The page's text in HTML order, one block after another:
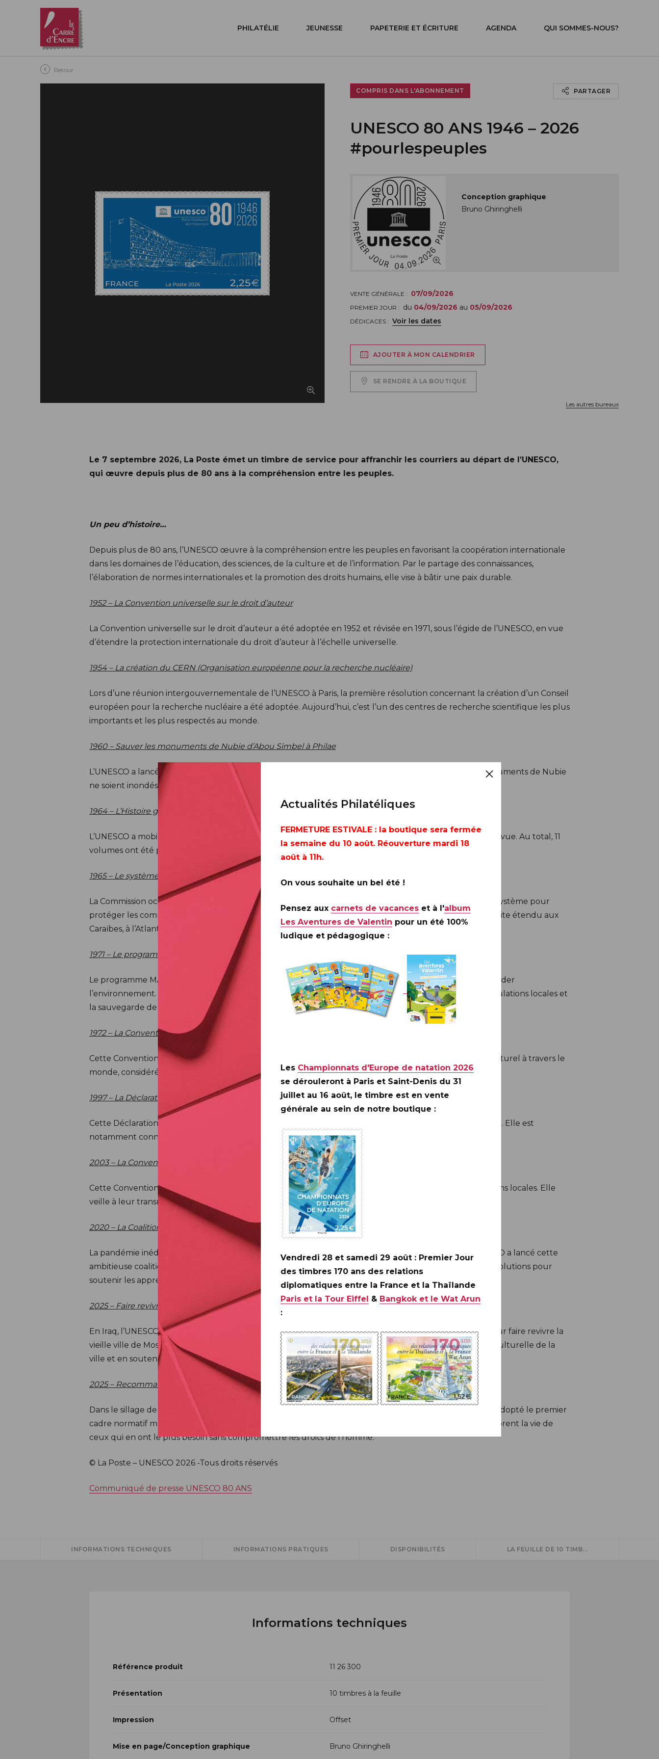
Aller au contenu principal
PHILATÉLIE JEUNESSE PAPETERIE ET ÉCRITURE AGENDA QUI SOMMES-NOUS?
Retour
COMPRIS DANS L'ABONNEMENT PARTAGER
UNESCO 80 ANS 1946 – 2026
#pourlespeuples
Conception graphique
Bruno Ghiringhelli
VENTE GÉNÉRALE : 07/09/2026
PREMIER JOUR : du 04/09/2026 au 05/09/2026
DÉDICACES : Voir les dates
AJOUTER À MON CALENDRIER
SE RENDRE À LA BOUTIQUE
Les autres bureaux
Le 7 septembre 2026, La Poste émet un timbre de service pour affranchir les courriers au départ de l’UNESCO,
qui œuvre depuis plus de 80 ans à la compréhension entre les peuples.
Un peu d’histoire…
Depuis plus de 80 ans, l’UNESCO œuvre à la compréhension entre les peuples en favorisant la coopération internationale
dans les domaines de l’éducation, des sciences, de la culture et de l’information. Par le partage des connaissances,
l’élaboration de normes internationales et la promotion des droits humains, elle vise à bâtir une paix durable.
1952 – La Convention universelle sur le droit d’auteur
La Convention universelle sur le droit d’auteur a été adoptée en 1952 et révisée en 1971, sous l’égide de l’UNESCO, en vue
d’étendre la protection internationale du droit d’auteur à l’échelle universelle.
1954 – La création du CERN (Organisation européenne pour la recherche nucléaire)
Lors d’une réunion intergouvernementale de l’UNESCO à Paris, la première résolution concernant la création d’un Conseil
européen pour la recherche nucléaire a été adoptée. Aujourd’hui, c’est l’un des centres de recherche scientifique les plus
importants et les plus respectés au monde.
1960 – Sauver les monuments de Nubie d’Abou Simbel à Philae
L’UNESCO a lancé sa première grande campagne internationale de sauvegarde pour éviter que les monuments de Nubie
ne soient inondés par la montée des eaux du Nil.
1964 – L’Histoire générale de l’Afrique
L’UNESCO a mobilisé les universitaires africains pour écrire l’histoire du continent de leur propre point de vue. Au total, 11
volumes ont été publiés.
1965 – Le système d’alerte aux tsunamis dans le Pacifique
La Commission océanographique intergouvernementale de l’UNESCO (UNESCO-COI) a mis en place un système pour
protéger les communautés menacées par les tsunamis sur les côtes des océans Pacifique et Indien, ensuite étendu aux
Caraïbes, à l’Atlantique du Nord-Est et à la Méditerranée.
1971 – Le programme l’Homme et la biosphère (MAB)
Le programme MAB désigne et protège des espaces où les activités humaines se développent sans dégrader
l’environnement. Il démontre la possibilité de concilier l’amélioration des moyens de subsistance des populations locales et
la sauvegarde de la biodiversité.
1972 – La Convention concernant la protection du patrimoine mondial, culturel et naturel
Cette Convention encourage l’identification, la protection et la préservation du patrimoine culturel et naturel à travers le
monde, considéré comme ayant une valeur exceptionnelle universelle pour l’humanité.
1997 – La Déclaration universelle sur le génome humain et les droits de l’homme
Cette Déclaration constitue le premier instrument éthique mondial sur la recherche du génome humain. Elle est
notamment connue pour sa position contre le clonage humain.
2003 – La Convention pour la sauvegarde du patrimoine culturel immatériel
Cette Convention sauvegarde les traditions, les savoir-faire et les connaissances ancestrales des populations locales. Elle
veille à leur transmission aux nouvelles générations.
2020 – La Coalition mondiale pour l’éducation
La pandémie inédite de COVID-19 a menacé le droit à l’éducation de plus de 1,5 milliard d’élèves. L’UNESCO a lancé cette
ambitieuse coalition de plus de 175 partenaires institutionnels, privés et des médias, afin de dégager des solutions pour
soutenir les apprenants et les enseignants, et de mettre en place un processus de rétablissement.
2025 – Faire revivre l’esprit de Mossoul
En Iraq, l’UNESCO a achevé l’initiative la plus ambitieuse jamais menée directement par l’Organisation pour faire revivre la
vieille ville de Mossoul, en soutenant la reconstruction du patrimoine, en accompagnant la renaissance culturelle de la
ville et en soutenant l’éducation – la meilleure réponse à adresser pour prévenir l’extrémisme violent.
2025 – Recommandation sur l’éthique des neurotechnologies
Dans le sillage de la Recommandation de 2021 sur l’éthique de l’IA, les États membres de l’UNESCO ont adopté le premier
cadre normatif mondial sur l’éthique des neurotechnologies afin de garantir que ces technologies améliorent la vie de
ceux qui en ont le plus besoin sans compromettre les droits de l’homme.
© La Poste – UNESCO 2026 -Tous droits réservés
Communiqué de presse UNESCO 80 ANS
INFORMATIONS TECHNIQUES INFORMATIONS PRATIQUES DISPONIBILITÉS LA FEUILLE DE 10 TIMB...
Informations techniques
Référence produit 11 26 300
Présentation 10 timbres à la feuille
Impression Offset
Mise en page/Conception graphique Bruno Ghiringhelli
Actualités Philatéliques
FERMETURE ESTIVALE : la boutique sera fermée
la semaine du 10 août. Réouverture mardi 18
août à 11h.
On vous souhaite un bel été !
Pensez aux carnets de vacances et à l'album
Les Aventures de Valentin pour un été 100%
ludique et pédagogique :
Les Championnats d'Europe de natation 2026
se dérouleront à Paris et Saint-Denis du 31
juillet au 16 août, le timbre est en vente
générale au sein de notre boutique :
Vendredi 28 et samedi 29 août : Premier Jour
des timbres 170 ans des relations
diplomatiques entre la France et la Thaïlande
Paris et la Tour Eiffel & Bangkok et le Wat Arun
: